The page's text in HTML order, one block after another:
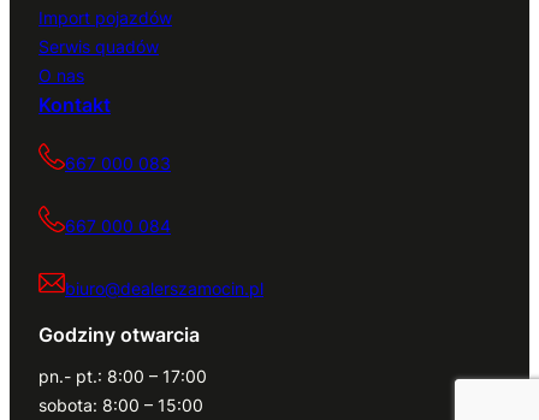
Import pojazdów
Serwis quadów
O nas
Kontakt
667 000 083
667 000 084
biuro@dealerszamocin.pl
Godziny otwarcia
pn.- pt.: 8:00 – 17:00
sobota: 8:00 – 15:00